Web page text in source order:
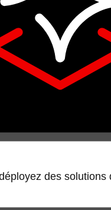
des solutions